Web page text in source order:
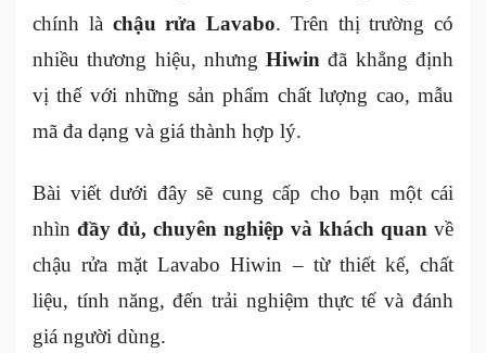
chính là chậu rửa Lavabo. Trên thị trường có
nhiều thương hiệu, nhưngHiwin đã khẳng định
vị thế với những sản phẩm chất lượng cao, mẫu
mã đa dạng và giá thành hợp lý.
Bài viết dưới đây sẽ cung cấp cho bạn một cái
nhìn đầy đủ, chuyên nghiệp và khách quan về
chậu rửa mặt Lavabo Hiwin – từ thiết kế, chất
liệu, tính năng, đến trải nghiệm thực tế và đánh
giá người dùng.